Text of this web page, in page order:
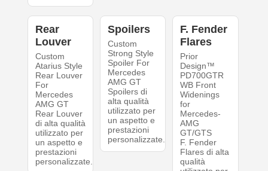
Rear
Louver
Custom
Atarius Style
Rear Louver
For
Mercedes
AMG GT
Rear Louver
di alta qualità
utilizzato per
un aspetto e
prestazioni
personalizzate.
Spoilers
Custom
Strong Style
Spoiler For
Mercedes
AMG GT
Spoilers di
alta qualità
utilizzato per
un aspetto e
prestazioni
personalizzate.
F. Fender
Flares
Prior
Design™
PD700GTR
WB Front
Widenings
for
Mercedes-
AMG
GT/GTS
F. Fender
Flares di alta
qualità